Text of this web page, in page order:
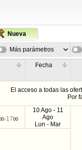
Nueva
Más parámetros
Fecha
El acceso a todas las
Por
-1700
10 Ago - 11
Ago
Lun - Mar